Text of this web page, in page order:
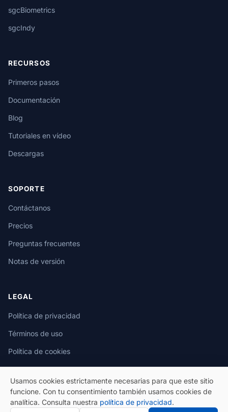
sgcBiometrics
sgcIndy
RECURSOS
Primeros pasos
Documentación
Blog
Tutoriales en vídeo
Descargas
SOPORTE
Contáctanos
Precios
Preguntas frecuentes
Notas de versión
LEGAL
Política de privacidad
Términos de uso
Política de cookies
© 2026 eSeGeCe. Todos los derechos reservados.
Usamos cookies estrictamente necesarias para que este sitio
funcione. Con tu consentimiento también usamos cookies de
analítica. Consulta nuestra política de privacidad.